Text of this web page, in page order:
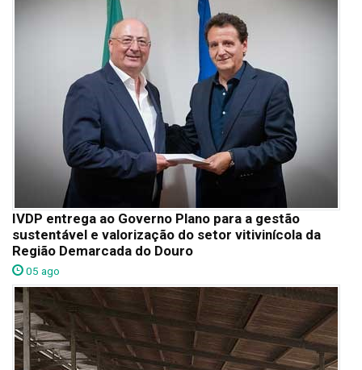
IVDP entrega ao Governo Plano para a gestão
sustentável e valorização do setor vitivinícola da
Região Demarcada do Douro
05 ago